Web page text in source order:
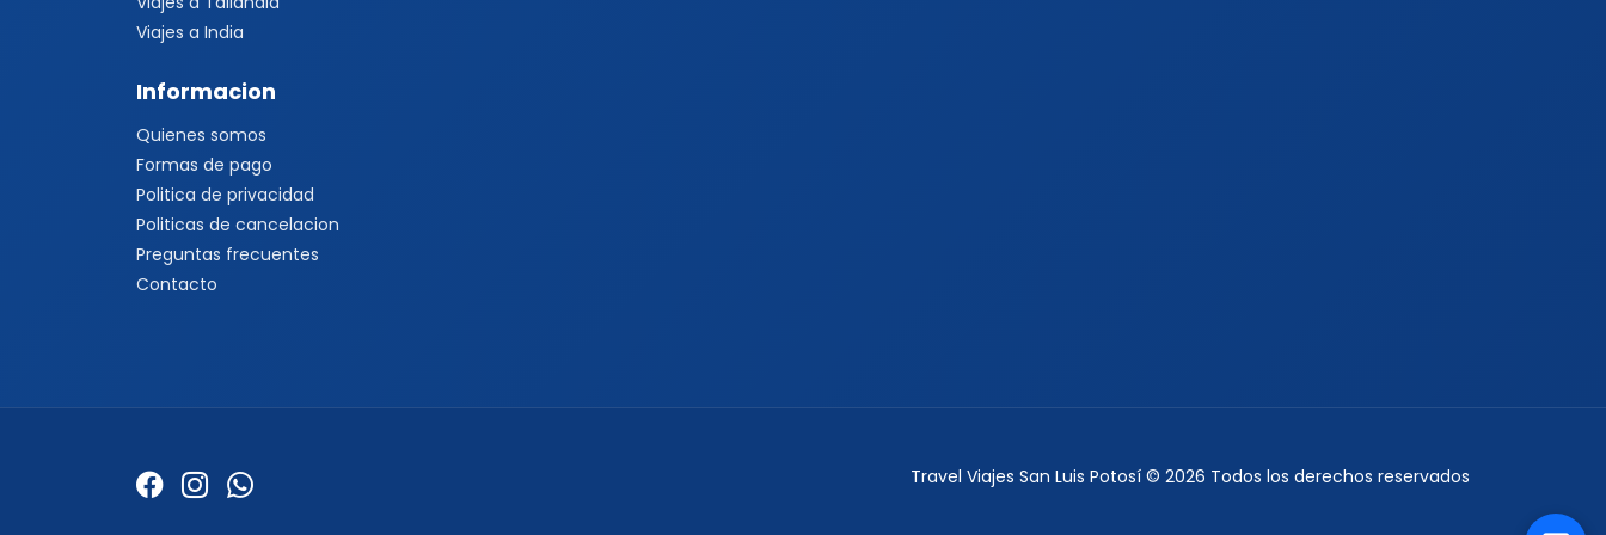
Viajes a India
Informacion
Quienes somos
Formas de pago
Politica de privacidad
Politicas de cancelacion
Preguntas frecuentes
Contacto
Travel Viajes San Luis Potosí © 2026 Todos los derechos reservados